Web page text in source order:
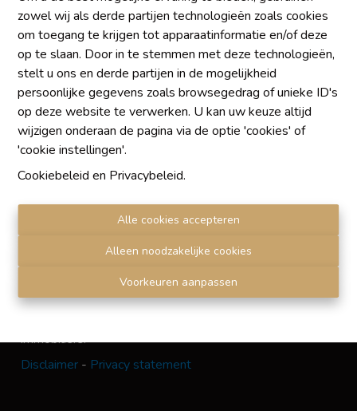
zowel wij als derde partijen technologieën zoals cookies
om toegang te krijgen tot apparaatinformatie en/of deze
op te slaan. Door in te stemmen met deze technologieën,
stelt u ons en derde partijen in de mogelijkheid
persoonlijke gegevens zoals browsegedrag of unieke ID's
op deze website te verwerken. U kan uw keuze altijd
wijzigen onderaan de pagina via de optie 'cookies' of
'cookie instellingen'.
Cookiebeleid en Privacybeleid.
Alle cookies accepteren
Alleen noodzakelijke cookies
Voorkeuren aanpassen
2 1 328 m²
Chaque agence est juridiquement et financièrement
SRL IMMO Water Lane - TVA BE 0755330288
Agrétion I.P.I. N° 510.423
RC professionnelle et cautionnement vis AXA Belgium
Institut professionnel des agents immobiliers, rue du
Luxembourg 16 B, 1000 Bruxelles. Lecode de
immobiliers.
Disclaimer - Privacy statement